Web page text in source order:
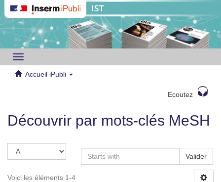
Toggle
navigation
Accueil iPubli
Ecoutez
Découvrir par mots-clés MeSH
Valider
Voici les éléments 1-4